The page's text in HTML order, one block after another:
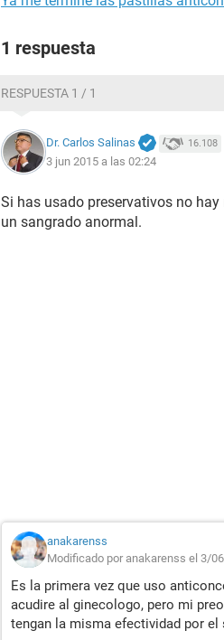
1 respuesta
RESPUESTA 1 / 1
Dr. Carlos Salinas 16.108
3 jun 2015 a las 02:24
Si has usado preservativos no
un sangrado anormal.
anakarenss
Modificado por anakarenss el 3/
Es la primera vez que uso
acudire al ginecologo, pero mi
tengan la misma efectividad por el